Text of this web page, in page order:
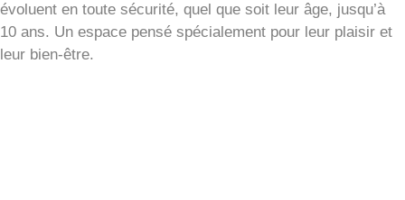
évoluent en toute sécurité, quel que soit leur âge, jusqu’à
10 ans. Un espace pensé spécialement pour leur plaisir et
leur bien-être.